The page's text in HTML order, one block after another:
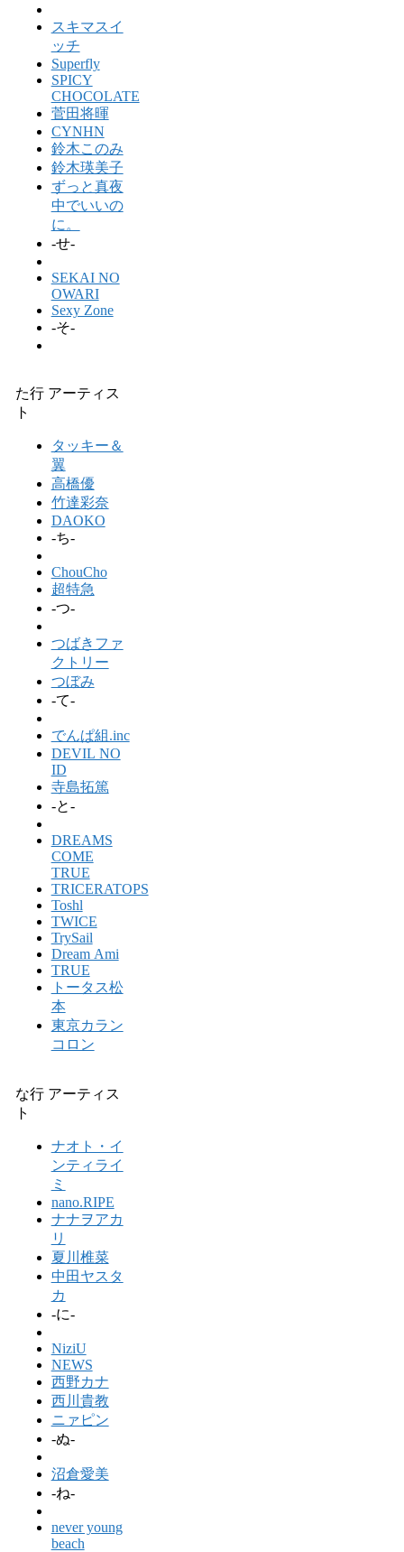
スキマスイ
ッチ
Superfly
SPICY
CHOCOLATE
菅田将暉
CYNHN
鈴木このみ
鈴木瑛美子
ずっと真夜
中でいいの
に。
-せ-
SEKAI NO
OWARI
Sexy Zone
-そ-
た行 アーティス
ト
タッキー＆
翼
高橋優
竹達彩奈
DAOKO
-ち-
ChouCho
超特急
-つ-
つばきファ
クトリー
つぼみ
-て-
でんぱ組.inc
DEVIL NO
ID
寺島拓篤
-と-
DREAMS
COME
TRUE
TRICERATOPS
Toshl
TWICE
TrySail
Dream Ami
TRUE
トータス松
本
東京カラン
コロン
な行 アーティス
ト
ナオト・イ
ンティライ
ミ
nano.RIPE
ナナヲアカ
リ
夏川椎菜
中田ヤスタ
カ
-に-
NiziU
NEWS
西野カナ
西川貴教
ニァピン
-ぬ-
沼倉愛美
-ね-
never young
beach